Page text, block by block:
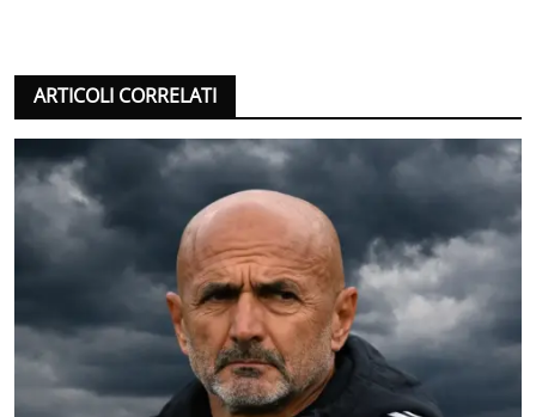
ARTICOLI CORRELATI